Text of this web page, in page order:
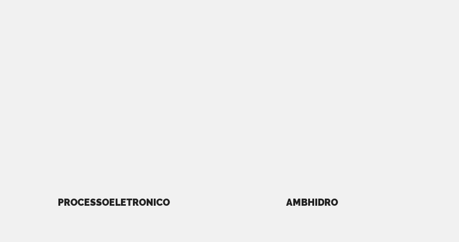
PROCESSOELETRONICO AMBHIDRO